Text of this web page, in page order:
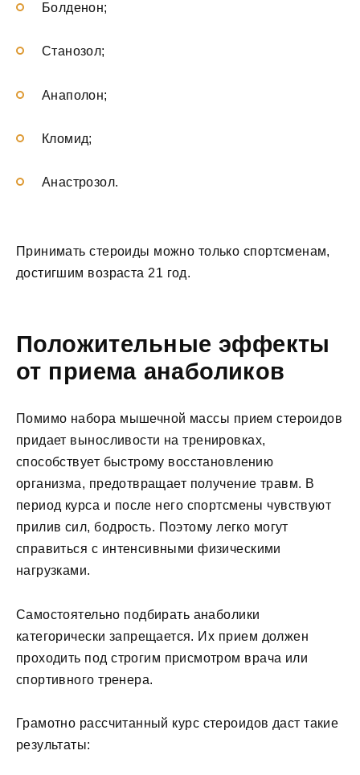
Болденон;
Станозол;
Анаполон;
Кломид;
Анастрозол.
Принимать стероиды можно только спортсменам,
достигшим возраста 21 год.
Положительные эффекты
от приема анаболиков
Помимо набора мышечной массы прием стероидов
придает выносливости на тренировках,
способствует быстрому восстановлению
организма, предотвращает получение травм. В
период курса и после него спортсмены чувствуют
прилив сил, бодрость. Поэтому легко могут
справиться с интенсивными физическими
нагрузками.
Самостоятельно подбирать анаболики
категорически запрещается. Их прием должен
проходить под строгим присмотром врача или
спортивного тренера.
Грамотно рассчитанный курс стероидов даст такие
результаты: